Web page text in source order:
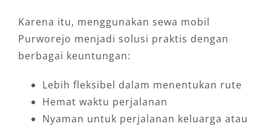
Karena itu, menggunakan sewa mobil
Purworejo menjadi solusi praktis dengan
berbagai keuntungan:
Lebih fleksibel dalam menentukan rute
Hemat waktu perjalanan
Nyaman untuk perjalanan keluarga atau